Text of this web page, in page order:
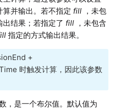
并输出。若不指定 fill，未包
结果；若指定了 fill，未包含
指定的方式输出结果。
+
时触发计算，因此该参数
，是一个布尔值。默认值为